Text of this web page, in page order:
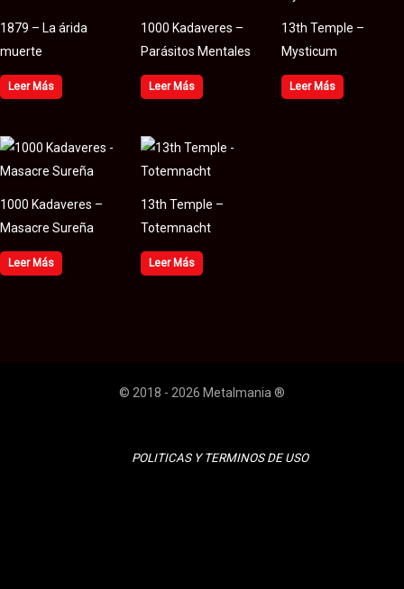
1879 – La árida
muerte
Leer Más
1000 Kadaveres –
Parásitos Mentales
Leer Más
13th Temple –
Mysticum
Leer Más
1000 Kadaveres –
Masacre Sureña
Leer Más
13th Temple –
Totemnacht
Leer Más
© 2018 - 2026 Metalmania ®
POLITICAS Y TERMINOS DE USO